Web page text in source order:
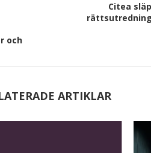
och
Citea
ARTIKLAR